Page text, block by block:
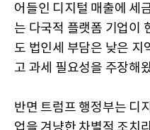
어들인 디지털 매출에 세
는 다국적 플랫폼 기업이
도 법인세 부담은 낮은 지
고 과세 필요성을 주장해
반면 트럼프 행정부는 디